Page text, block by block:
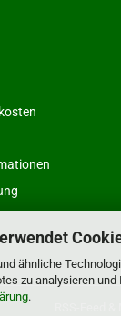
ähnliche
zu analysieren
.